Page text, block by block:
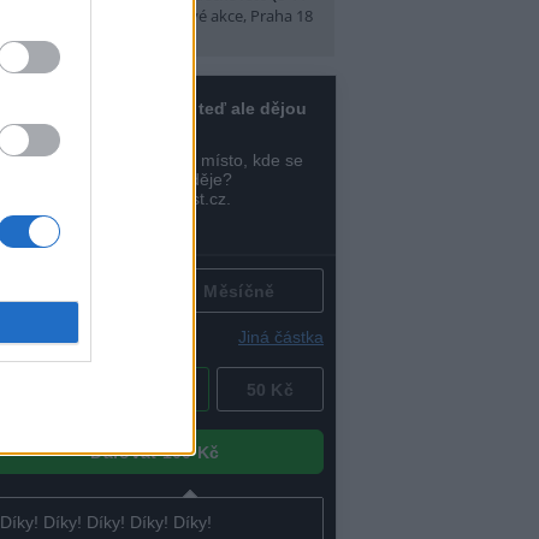
(Tábory, výlety a pobytové akce, Praha 18